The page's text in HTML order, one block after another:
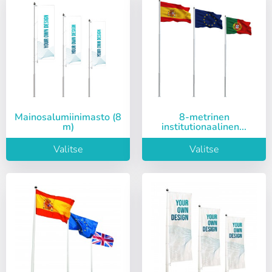
Kirjaudu sisään
Valitse kieli
Mainosalumiinimasto (8
m)
Valitse
8-metrinen
institutionaalinen...
Valitse